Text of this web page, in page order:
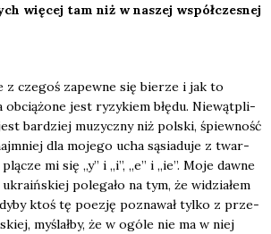
wię­cej tam niż w naszej współ­cze­snej
z cze­goś zapew­ne się bie­rze i jak to
obcią­żo­ne jest ryzy­kiem błę­du. Nie­wąt­pli­
bar­dziej muzycz­ny niż pol­ski, śpiew­ność
dla moje­go ucha sąsia­du­je z twar­
mi się „y” i „i”, „e” i „ie”. Moje daw­ne
pole­ga­ło na tym, że widzia­łem
ktoś tę poezję pozna­wał tyl­ko z prze­
myślał­by, że w ogó­le nie ma w niej